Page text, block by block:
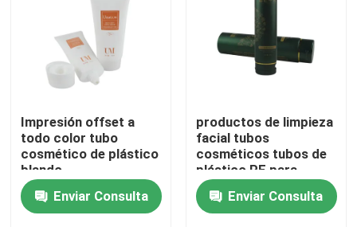
Sobre nosotros
Recorrido por la fábrica
Control de calidad
Impresión offset a
todo color tubo
cosmético de plástico
blando
Enviar Consulta
productos de limpieza
facial tubos
cosméticos tubos de
plástico PE para
cosméticos cuidado
de la piel comprimir
tubos cosméticos
Enviar Consulta